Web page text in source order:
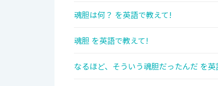
魂胆は何？ を英語で教えて!
魂胆 を英語で教えて!
なるほど、そういう魂胆だったんだ を